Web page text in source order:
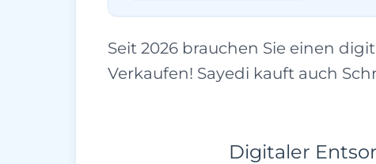
Seit 2026 brauchen Sie einen
Verkaufen! Sayedi kauft auch
Digitaler